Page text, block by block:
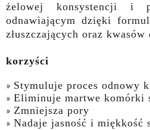
żelowej konsystencji i
odnawiającym dzięki
złuszczających oraz kwasów
korzyści
Stymuluje proces odnowy
Eliminuje martwe komórki
Zmniejsza pory
Nadaje jasność i miękkość